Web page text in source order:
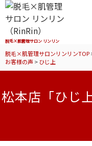
脱毛×肌管理サロン リンリン
脱毛×肌管理サロンリンリンTOP
お客様の声 >ひじ上
松本店「ひじ